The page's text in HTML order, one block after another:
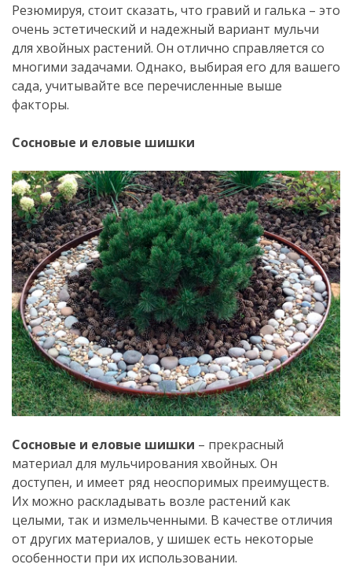
Резюмируя, стоит сказать, что гравий и галька – это
очень эстетический и надежный вариант мульчи
для хвойных растений. Он отлично справляется со
многими задачами. Однако, выбирая его для вашего
сада, учитывайте все перечисленные выше
факторы.
Сосновые и еловые шишки
Сосновые и еловые шишки – прекрасный
материал для мульчирования хвойных. Он
доступен, и имеет ряд неоспоримых преимуществ.
Их можно раскладывать возле растений как
целыми, так и измельченными. В качестве отличия
от других материалов, у шишек есть некоторые
особенности при их использовании.